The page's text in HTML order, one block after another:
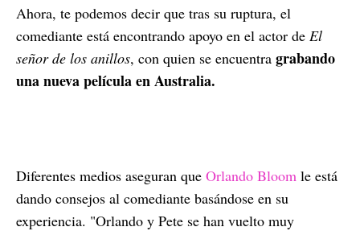
Ahora, te podemos decir que tras su ruptura, el
comediante está encontrando apoyo en el actor de El
señor de los anillos, con quien se encuentra grabando
una nueva película en Australia.
Diferentes medios aseguran que Orlando Bloom le está
dando consejos al comediante basándose en su
experiencia. "Orlando y Pete se han vuelto muy